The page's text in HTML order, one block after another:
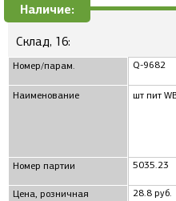
Наличие:
Склад, 16:
Номер/парам.
Наименование
Номер партии
Цена, розничная
Q-9682
шт пит
5035.23
28.8 руб.